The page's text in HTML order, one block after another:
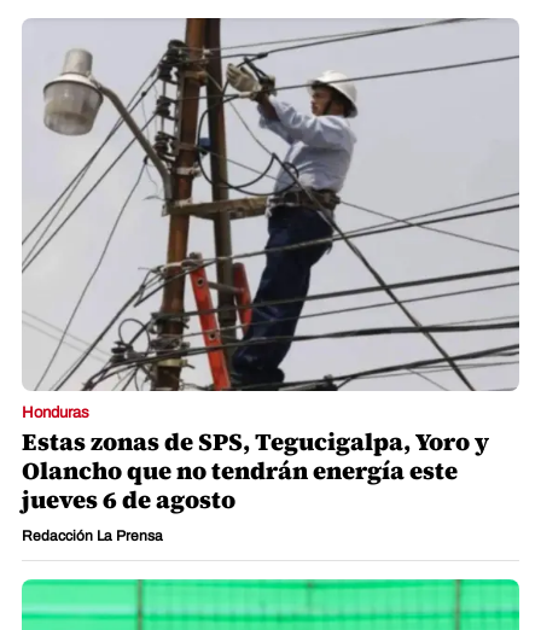
Honduras
Estas zonas de SPS, Tegucigalpa, Yoro y
Olancho que no tendrán energía este
jueves 6 de agosto
Redacción La Prensa